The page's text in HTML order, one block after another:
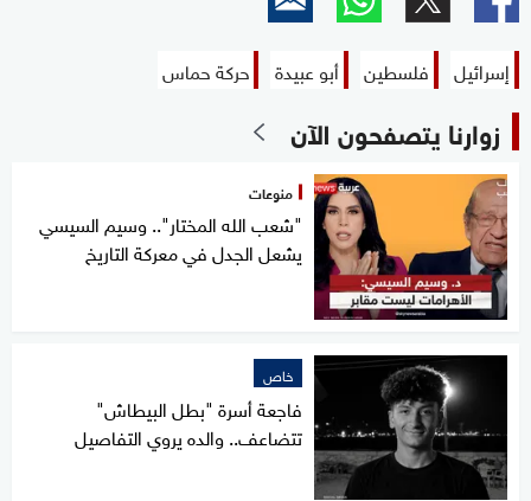
إسرائيل فلسطين أبو عبيدة حركة حماس
زوارنا يتصفحون الآن
منوعات
"شعب الله المختار".. وسيم السيسي
يشعل الجدل في معركة التاريخ
خاص
فاجعة أسرة "بطل البيطاش"
تتضاعف.. والده يروي التفاصيل